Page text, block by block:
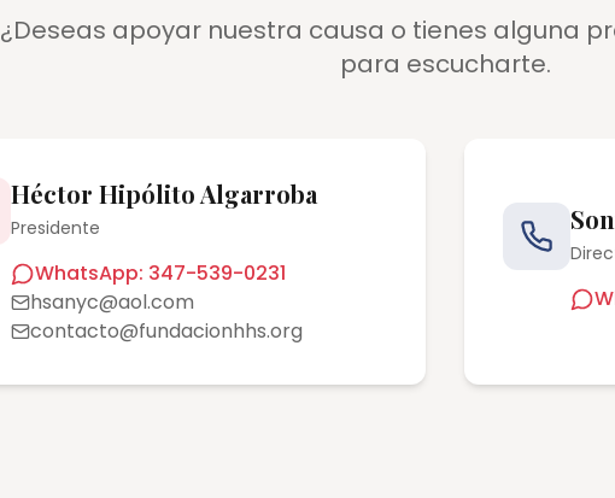
¿Deseas apoyar nuestra causa o tienes alguna
para escucharte.
Héctor Hipólito Algarroba
Presidente
WhatsApp: 347-539-0231
hsanyc@aol.com
contacto@fundacionhhs.org